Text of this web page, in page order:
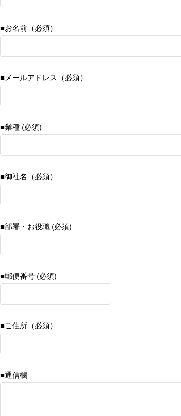
■お名前（必須）
■メールアドレス（必須）
■業種 (必須)
■御社名（必須）
■部署・お役職 (必須)
■郵便番号 (必須)
■ご住所（必須）
■通信欄